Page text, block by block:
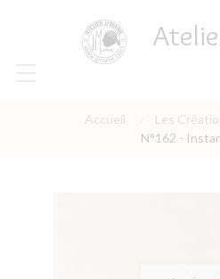
Accueil Les
N°162 -